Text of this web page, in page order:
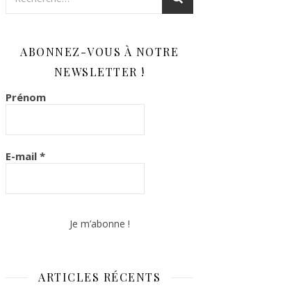
ABONNEZ-VOUS À NOTRE
NEWSLETTER !
Prénom
E-mail *
ARTICLES RÉCENTS